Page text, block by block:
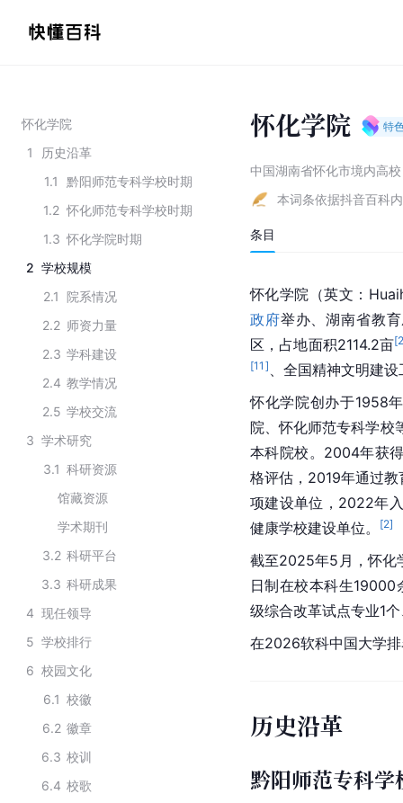
怀化学院
1
历史沿革
1.1
黔阳师范专科学校时期
1.2 怀化师范专科学校时期
1.3 怀化学院时期
2 学校规模
2.1 院系情况
2.2 师资力量
2.3 学科建设
2.4 教学情况
2.5 学校交流
3 学术研究
3.1 科研资源
馆藏资源
学术期刊
3.2 科研平台
3.3 科研成果
4 现任领导
5 学校排行
6 校园文化
6.1 校徽
6.2 徽章
6.3 校训
6.4 校歌
怀化学院 特
中国湖南省怀化市境内高校
本词条依据抖音百科
条目
怀化学院（英文：
政府举办、湖南省教
区，占地面积2114.2亩[
[11 ]
、全国精神文明建
怀化学院创办于1958
院、怀化师范专科学校
本科院校。2004年获
格评估，2019年通过
项建设单位，2022年
健康学校建设单位。
[2]
截至2025年5月，怀化
日制在校本科生19000
级综合改革试点专业1
在2026软科中国大学
历史沿革
黔阳师范专科学